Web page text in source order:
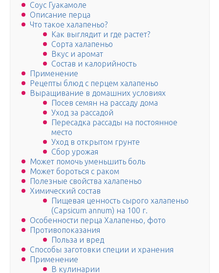
Соус Гуакамоле
Описание перца
Что такое халапеньо?
Как выглядит и где растет?
Сорта халапеньо
Вкус и аромат
Состав и калорийность
Применение
Рецепты блюд с перцем халапеньо
Выращивание в домашних условиях
Посев семян на рассаду дома
Уход за рассадой
Пересадка рассады на постоянное
место
Уход в открытом грунте
Сбор урожая
Может помочь уменьшить боль
Может бороться с раком
Полезные свойства халапеньо
Химический состав
Пищевая ценность сырого халапеньо
(Capsicum annum) на 100 г.
Особенности перца Халапеньо, фото
Противопоказания
Польза и вред
Способы заготовки специи и хранения
Применение
В кулинарии